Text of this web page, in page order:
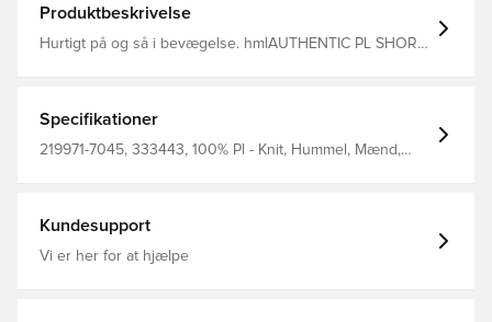
Produktbeskrivelse
Hurtigt på og så i bevægelse. hmlAUTHENTIC PL SHORT
fugtregulering. Disse hummel shorts har en justerbar
snøre indvendigt i taljen, så du får en tætsiddende
pasform, der ikke glider. Interlockstof i 100 % genanvendt
Specifikationer
219971-7045, 333443, 100% Pl - Knit, Hummel, Mænd,
Kundesupport
Vi er her for at hjælpe